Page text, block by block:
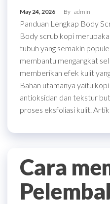
May 24, 2026 By admin
Panduan Lengkap Body
Body scrub kopi
tubuh yang semakin
membantu mengangkat
memberikan efek kulit
Bahan utamanya yaitu
antioksidan dan tekstur
proses eksfoliasi kulit.
Cara